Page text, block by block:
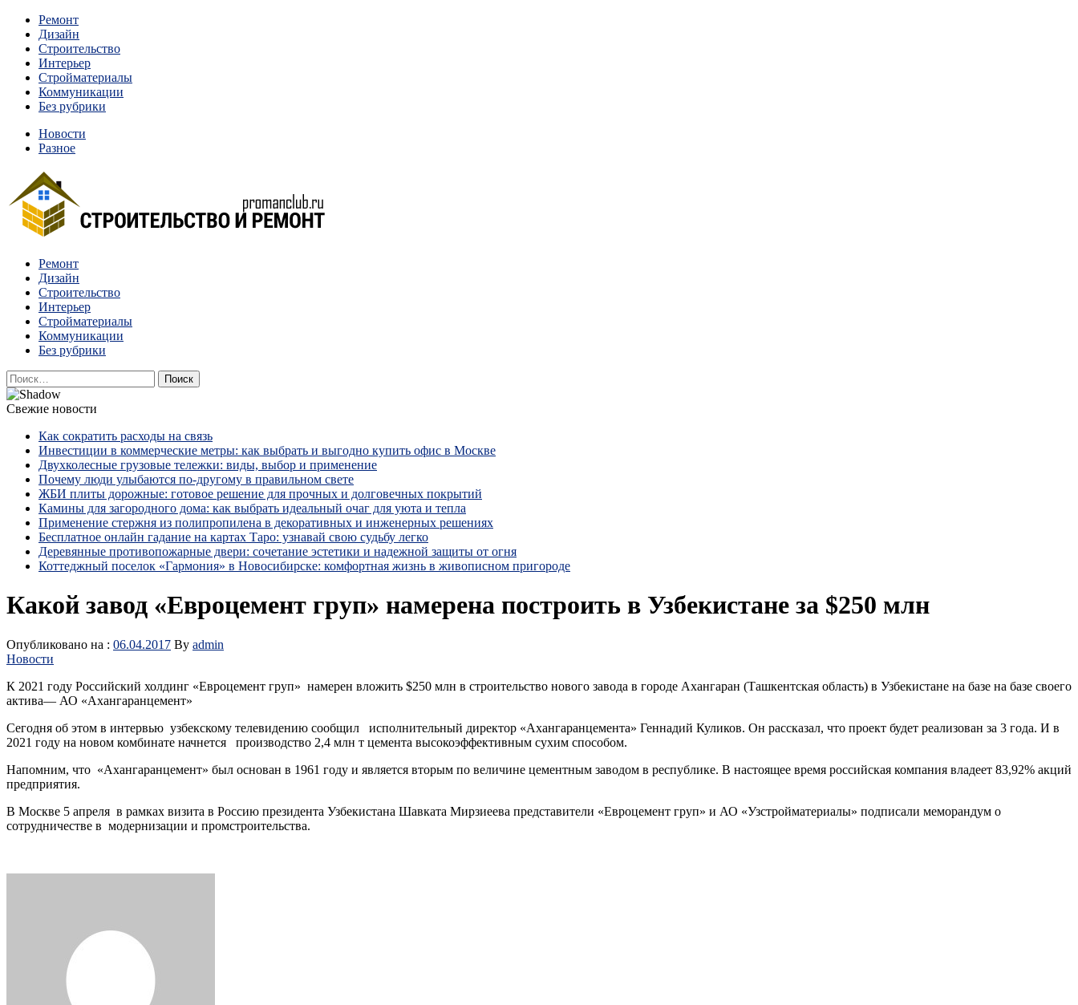
Перейти
содержимому
Ремонт
Дизайн
Строительство
Интерьер
Стройматериалы
Коммуникации
Без рубрики
Новости
Разное
Строительство и ремонт
Квартиры и дома, в которых живут разные люди, очень отличаются между собой.
Ремонт
Дизайн
Строительство
Интерьер
Стройматериалы
Коммуникации
Без рубрики
Найти:
Свежие новости
Как сократить расходы на связь
Инвестиции в коммерческие метры: как выбрать и выгодно купить офис в Москве
Двухколесные грузовые тележки: виды, выбор и применение
Почему люди улыбаются по‑другому в правильном свете
ЖБИ плиты дорожные: готовое решение для прочных и долговечных покрытий
Камины для загородного дома: как выбрать идеальный очаг для уюта и тепла
Применение стержня из полипропилена в декоративных и инженерных решениях
Бесплатное онлайн гадание на картах Таро: узнавай свою судьбу легко
Деревянные противопожарные двери: сочетание эстетики и надежной защиты от огня
Коттеджный поселок «Гармония» в Новосибирске: комфортная жизнь в живописном пригороде
Какой завод «Евроцемент груп» намерена построить в Узбекистане за $250 млн
Опубликовано на : 06.04.2017 By admin
Новости
К 2021 году Российский холдинг «Евроцемент груп» намерен вложить $250 млн в строительство нового завода в городе Ахангаран (Ташкентская область) в Узбекистане на базе на базе своего
актива— АО «Ахангаранцемент»
Сегодня об этом в интервью узбекскому телевидению сообщил исполнительный директор «Ахангаранцемента» Геннадий Куликов. Он рассказал, что проект будет реализован за 3 года. И в
2021 году на новом комбинате начнется производство 2,4 млн т цемента высокоэффективным сухим способом.
Напомним, что «Ахангаранцемент» был основан в 1961 году и является вторым по величине цементным заводом в республике. В настоящее время российская компания владеет 83,92% акций
предприятия.
В Москве 5 апреля в рамках визита в Россию президента Узбекистана Шавката Мирзиеева представители «Евроцемент груп» и АО «Узстройматериалы» подписали меморандум о
сотрудничестве в модернизации и промстроительства.